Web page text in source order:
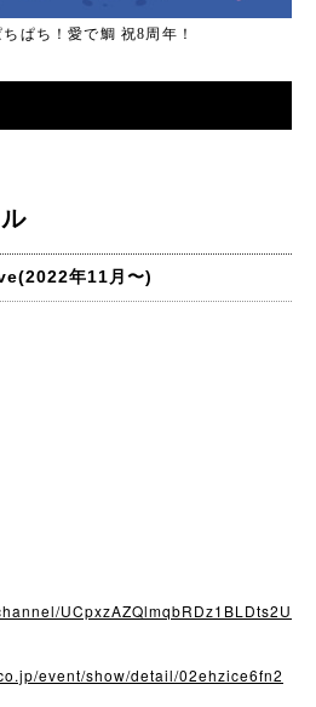
ぱち！愛で鯛 祝8周年！
年11月〜)
UCpxzAZQlmqbRDz1BLDts2U
event/show/detail/02ehzice6fn2